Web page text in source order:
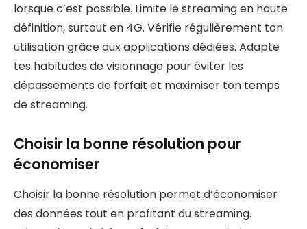
lorsque c’est possible. Limite le streaming en haute
définition, surtout en 4G. Vérifie régulièrement ton
utilisation grâce aux applications dédiées. Adapte
tes habitudes de visionnage pour éviter les
dépassements de forfait et maximiser ton temps
de streaming.
Choisir la bonne résolution pour
économiser
Choisir la bonne résolution permet d’économiser
des données tout en profitant du streaming.